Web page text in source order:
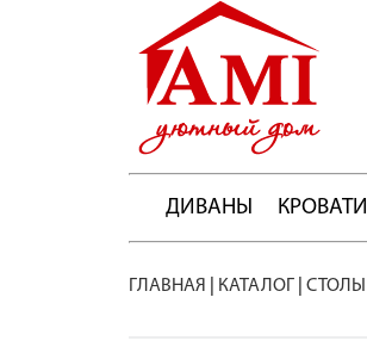
ДИВАНЫ КРОВАТИ
ГЛАВНАЯ КАТАЛОГ СТОЛЫ